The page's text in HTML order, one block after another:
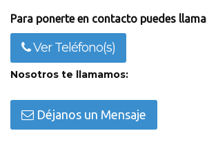
Para ponerte en contacto puedes
Ver Teléfono(s)
Nosotros te llamamos:
Déjanos un Mensaje